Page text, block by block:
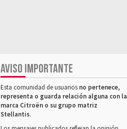
AVISO IMPORTANTE
Esta comunidad de usuarios no pertenece,
representa o guarda relación alguna con la
marca Citroën o su grupo matriz
Stellantis.